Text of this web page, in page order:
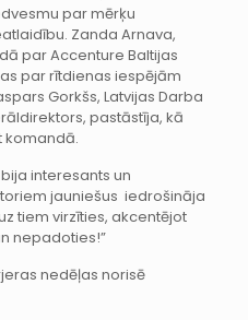
par mērķu
Zanda Arnava,
par Accenture Baltijas
par rītdienas iespējām
Gorkšs, Latvijas Darba
pastāstīja, kā
komandā.
interesants un
jauniešus iedrošināja
tiem virzīties, akcentējot
nepadoties!”
nedēļas norisē